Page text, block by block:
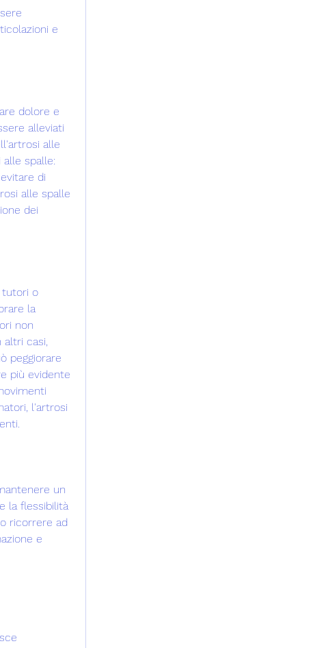
e
dolore e
alleviati
alle
spalle:
di
alle spalle
dei
tutori o
la
non
altri casi,
peggiorare
più evidente
l'artrosi
un
la flessibilità
ricorrere ad
e